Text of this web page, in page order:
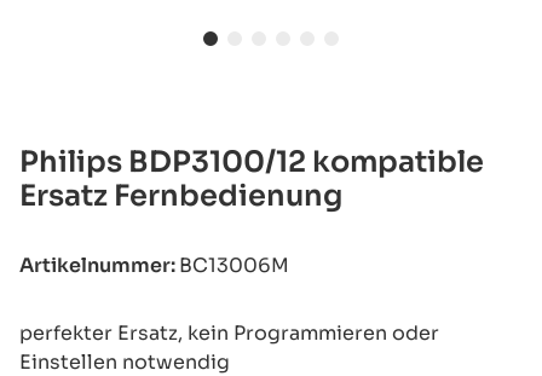
Philips BDP3100/12 kompatible
Ersatz Fernbedienung
Artikelnummer:BC13006M
perfekter Ersatz, kein Programmieren oder
Einstellen notwendig